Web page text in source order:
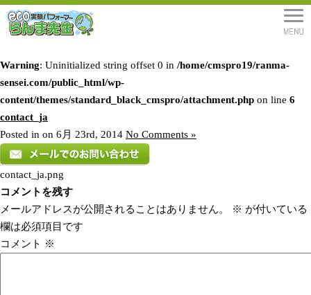
Warning: Uninitialized string offset 0 in /home/cmspro19/ranma-
sensei.com/public_html/wp-
content/themes/standard_black_cmspro/attachment.php on line 6
contact_ja
Posted in on 6月 23rd, 2014 No Comments »
contact_ja.png
コメントを残す
メールアドレスが公開されることはありません。
※ が付いている
欄は必須項目です
コメント ※